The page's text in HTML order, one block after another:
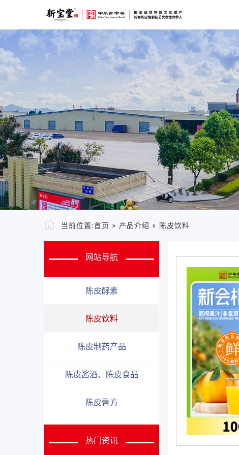
当前位置:首页 » 产品介绍 » 陈皮饮料
网站导航
陈皮酵素
陈皮饮料
陈皮制药产品
陈皮酱酒、陈皮食品
陈皮膏方
热门资讯